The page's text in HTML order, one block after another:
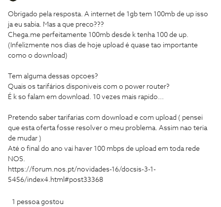
Obrigado pela resposta. A internet de 1gb tem 100mb de up isso
ja eu sabia. Mas a que preco???
Chega.me perfeitamente 100mb desde k tenha 100 de up.
(Infelizmente nos dias de hoje upload é quase tao importante
como o download)
Tem alguma dessas opcoes?
Quais os tarifários disponiveis com o power router?
É k so falam em download. 10 vezes mais rapido...
Pretendo saber tarifarias com download e com upload ( pensei
que esta oferta fosse resolver o meu problema. Assim nao teria
de mudar )
Até o final do ano vai haver 100 mbps de upload em toda rede
NOS.
https://forum.nos.pt/novidades-16/docsis-3-1-
5456/index4.html#post33368
1 pessoa gostou